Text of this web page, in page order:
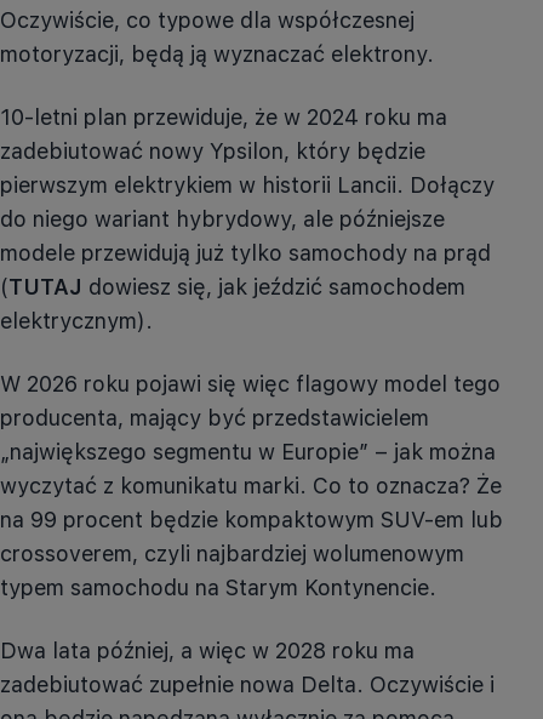
Oczywiście, co typowe dla współczesnej
motoryzacji, będą ją wyznaczać elektrony.
10-letni plan przewiduje, że w 2024 roku ma
zadebiutować nowy Ypsilon, który będzie
pierwszym elektrykiem w historii Lancii. Dołączy
do niego wariant hybrydowy, ale późniejsze
modele przewidują już tylko samochody na prąd
(TUTAJ dowiesz się, jak jeździć samochodem
elektrycznym).
W 2026 roku pojawi się więc flagowy model tego
producenta, mający być przedstawicielem
„największego segmentu w Europie” – jak można
wyczytać z komunikatu marki. Co to oznacza? Że
na 99 procent będzie kompaktowym SUV-em lub
crossoverem, czyli najbardziej wolumenowym
typem samochodu na Starym Kontynencie.
Dwa lata później, a więc w 2028 roku ma
zadebiutować zupełnie nowa Delta. Oczywiście i